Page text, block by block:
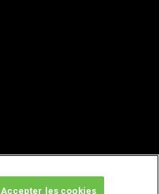
Accepter les cookies